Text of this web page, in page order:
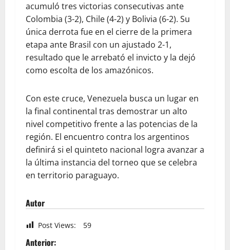
acumuló tres victorias consecutivas ante
Colombia (3-2), Chile (4-2) y Bolivia (6-2). Su
única derrota fue en el cierre de la primera
etapa ante Brasil con un ajustado 2-1,
resultado que le arrebató el invicto y la dejó
como escolta de los amazónicos.
Con este cruce, Venezuela busca un lugar en
la final continental tras demostrar un alto
nivel competitivo frente a las potencias de la
región. El encuentro contra los argentinos
definirá si el quinteto nacional logra avanzar a
la última instancia del torneo que se celebra
en territorio paraguayo.
Autor
Post Views: 59
Anterior: